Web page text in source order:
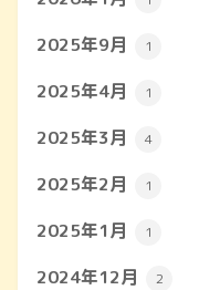
2025年9月 1
2025年4月 1
2025年3月 4
2025年2月 1
2025年1月 1
2024年12月 2